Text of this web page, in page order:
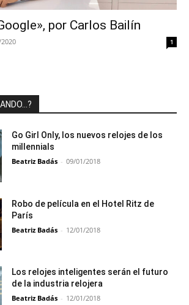
por Carlos Bailín
1
Go Girl Only, los nuevos relojes de los
millennials
Beatriz Badás - 09/01/2018
Robo de película en el Hotel Ritz de
París
Beatriz Badás - 12/01/2018
Los relojes inteligentes serán el futuro
de la industria relojera
Beatriz Badás - 12/01/2018